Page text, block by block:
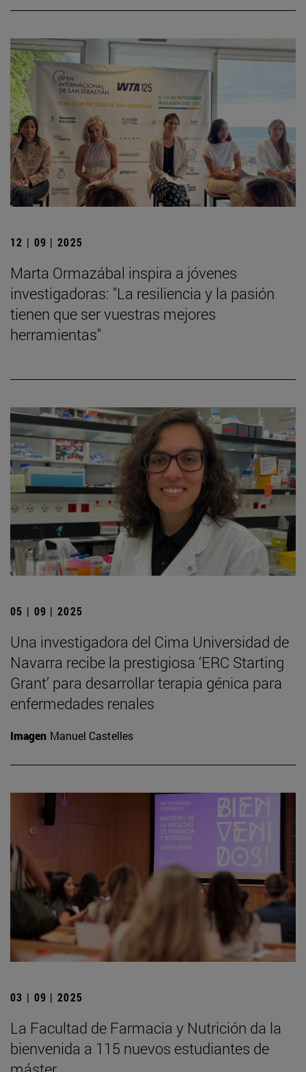
12 | 09 | 2025
Marta Ormazábal inspira a jóvenes
investigadoras: "La resiliencia y la pasión
tienen que ser vuestras mejores
herramientas"
05 | 09 | 2025
Una investigadora del Cima Universidad de
Navarra recibe la prestigiosa ‘ERC Starting
Grant’ para desarrollar terapia génica para
enfermedades renales
Imagen Manuel Castelles
03 | 09 | 2025
La Facultad de Farmacia y Nutrición da la
bienvenida a 115 nuevos estudiantes de